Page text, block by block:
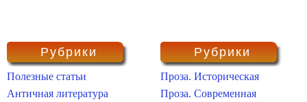
Рубрики
Полезные статьи
Античная литература
Рубрики
Проза. Историческая
Проза. Современная